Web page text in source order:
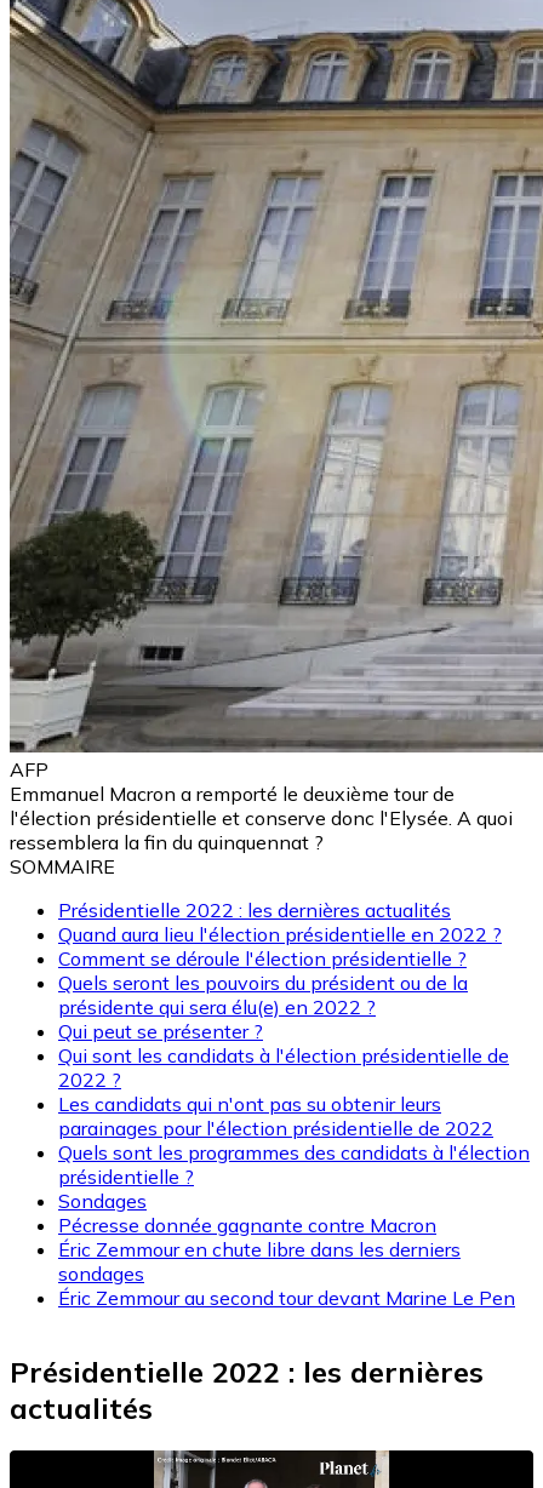
AFP
Emmanuel Macron a remporté le deuxième tour de
l'élection présidentielle et conserve donc l'Elysée. A quoi
ressemblera la fin du quinquennat ?
SOMMAIRE
Présidentielle 2022 : les dernières actualités
Quand aura lieu l'élection présidentielle en 2022 ?
Comment se déroule l'élection présidentielle ?
Quels seront les pouvoirs du président ou de la
présidente qui sera élu(e) en 2022 ?
Qui peut se présenter ?
Qui sont les candidats à l'élection présidentielle de
2022 ?
Les candidats qui n'ont pas su obtenir leurs
parainages pour l'élection présidentielle de 2022
Quels sont les programmes des candidats à l'élection
présidentielle ?
Sondages
Pécresse donnée gagnante contre Macron
Éric Zemmour en chute libre dans les derniers
sondages
Éric Zemmour au second tour devant Marine Le Pen
Présidentielle 2022 : les dernières
actualités